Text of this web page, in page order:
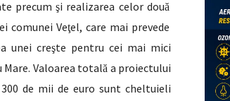
precum şi realizarea celor două
comunei Veţel, care mai prevede
unei creşte pentru cei mai mici
Valoarea totală a proiectului
de mii de euro sunt cheltuieli